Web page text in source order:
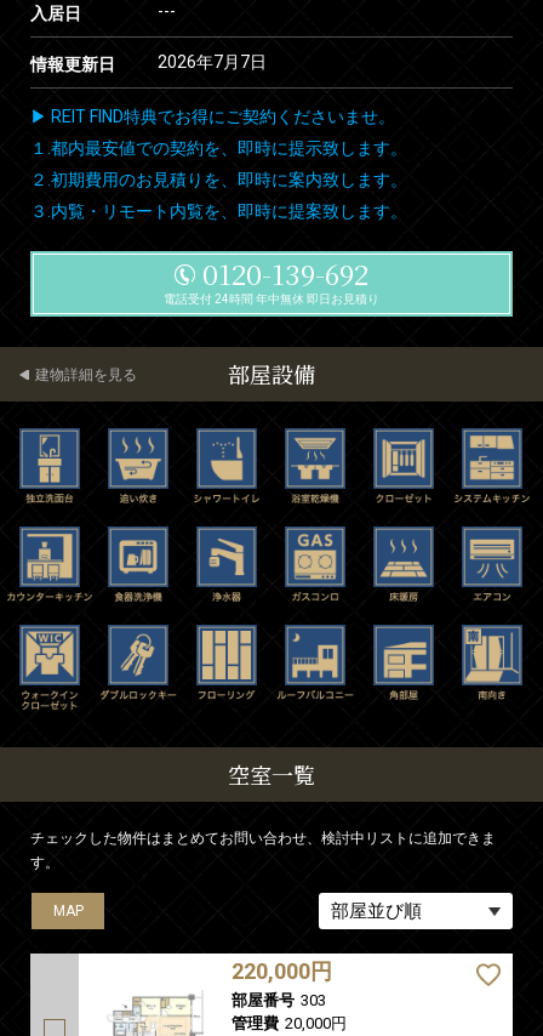
入居日 ---
情報更新日 2026年7月7日
▶ REIT FIND特典でお得にご契約くださいませ。
１.都内最安値での契約を、即時に提示致します。
２.初期費用のお見積りを、即時に案内致します。
３.内覧・リモート内覧を、即時に提案致します。
0120-139-692
電話受付 24時間 年中無休 即日お見積り
部屋設備
建物詳細を見る
空室一覧
チェックした物件はまとめてお問い合わせ、検討中リストに追加できま
す。
MAP
220,000円
部屋番号 303
管理費 20,000円
MAP